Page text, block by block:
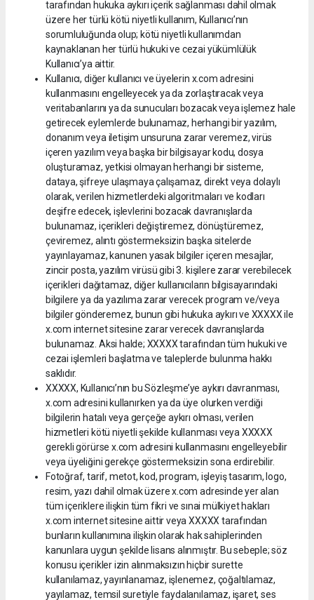
tarafından hukuka aykırı içerik sağlanması dahil olmak
üzere her türlü kötü niyetli kullanım, Kullanıcı’nın
sorumluluğunda olup; kötü niyetli kullanımdan
kaynaklanan her türlü hukuki ve cezai yükümlülük
Kullanıcı’ya aittir.
Kullanıcı, diğer kullanıcı ve üyelerin x.com adresini
kullanmasını engelleyecek ya da zorlaştıracak veya
veritabanlarını ya da sunucuları bozacak veya işlemez hale
getirecek eylemlerde bulunamaz, herhangi bir yazılım,
donanım veya iletişim unsuruna zarar veremez, virüs
içeren yazılım veya başka bir bilgisayar kodu, dosya
oluşturamaz, yetkisi olmayan herhangi bir sisteme,
dataya, şifreye ulaşmaya çalışamaz, direkt veya dolaylı
olarak, verilen hizmetlerdeki algoritmaları ve kodları
deşifre edecek, işlevlerini bozacak davranışlarda
bulunamaz, içerikleri değiştiremez, dönüştüremez,
çeviremez, alıntı göstermeksizin başka sitelerde
yayınlayamaz, kanunen yasak bilgiler içeren mesajlar,
zincir posta, yazılım virüsü gibi 3. kişilere zarar verebilecek
içerikleri dağıtamaz, diğer kullanıcıların bilgisayarındaki
bilgilere ya da yazılıma zarar verecek program ve/veya
bilgiler gönderemez, bunun gibi hukuka aykırı ve XXXXX ile
x.com internet sitesine zarar verecek davranışlarda
bulunamaz. Aksi halde; XXXXX tarafından tüm hukuki ve
cezai işlemleri başlatma ve taleplerde bulunma hakkı
saklıdır.
XXXXX, Kullanıcı’nın bu Sözleşme’ye aykırı davranması,
x.com adresini kullanırken ya da üye olurken verdiği
bilgilerin hatalı veya gerçeğe aykırı olması, verilen
hizmetleri kötü niyetli şekilde kullanması veya XXXXX
gerekli görürse x.com adresini kullanmasını engelleyebilir
veya üyeliğini gerekçe göstermeksizin sona erdirebilir.
Fotoğraf, tarif, metot, kod, program, işleyiş tasarım, logo,
resim, yazı dahil olmak üzere x.com adresinde yer alan
tüm içeriklere ilişkin tüm fikri ve sınai mülkiyet hakları
x.com internet sitesine aittir veya XXXXX tarafından
bunların kullanımına ilişkin olarak hak sahiplerinden
kanunlara uygun şekilde lisans alınmıştır. Bu sebeple; söz
konusu içerikler izin alınmaksızın hiçbir surette
kullanılamaz, yayınlanamaz, işlenemez, çoğaltılamaz,
yayılamaz, temsil suretiyle faydalanılamaz, işaret, ses